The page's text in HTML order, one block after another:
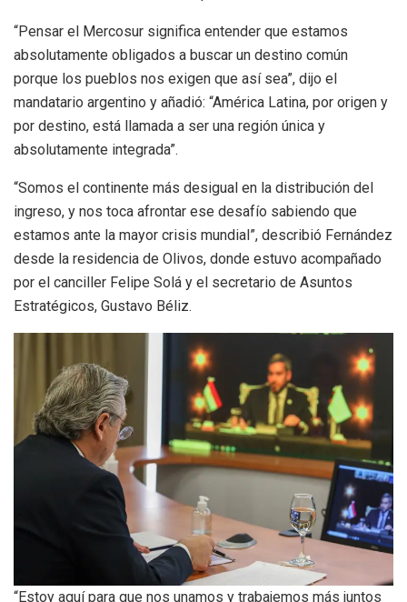
“Pensar el Mercosur significa entender que estamos
absolutamente obligados a buscar un destino común
porque los pueblos nos exigen que así sea”, dijo el
mandatario argentino y añadió: “América Latina, por origen y
por destino, está llamada a ser una región única y
absolutamente integrada”.
“Somos el continente más desigual en la distribución del
ingreso, y nos toca afrontar ese desafío sabiendo que
estamos ante la mayor crisis mundial”, describió Fernández
desde la residencia de Olivos, donde estuvo acompañado
por el canciller Felipe Solá y el secretario de Asuntos
Estratégicos, Gustavo Béliz.
“Estoy aquí para que nos unamos y trabajemos más juntos